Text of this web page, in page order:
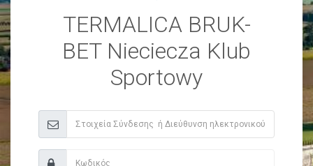
TERMALICA BRUK-
BET Nieciecza Klub
Sportowy